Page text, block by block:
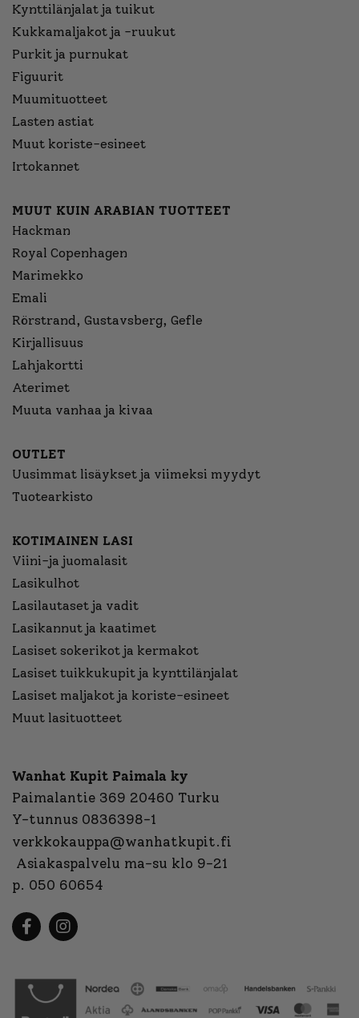
Kynttilänjalat ja tuikut
Kukkamaljakot ja -ruukut
Purkit ja purnukat
Figuurit
Muumituotteet
Lasten astiat
Muut koriste-esineet
Irtokannet
MUUT KUIN ARABIAN TUOTTEET
Hackman
Royal Copenhagen
Marimekko
Emali
Rörstrand, Gustavsberg, Gefle
Kirjallisuus
Lahjakortti
Aterimet
Muuta vanhaa ja kivaa
OUTLET
Uusimmat lisäykset ja viimeksi myydyt
Tuotearkisto
KOTIMAINEN LASI
Viini-ja juomalasit
Lasikulhot
Lasilautaset ja vadit
Lasikannut ja kaatimet
Lasiset sokerikot ja kermakot
Lasiset tuikkukupit ja kynttilänjalat
Lasiset maljakot ja koriste-esineet
Muut lasituotteet
Wanhat Kupit Paimala ky
Paimalantie 369 20460 Turku
Y-tunnus 0836398-1
verkkokauppa@wanhatkupit.fi
Asiakaspalvelu ma-su klo 9-21
p. 050 60654